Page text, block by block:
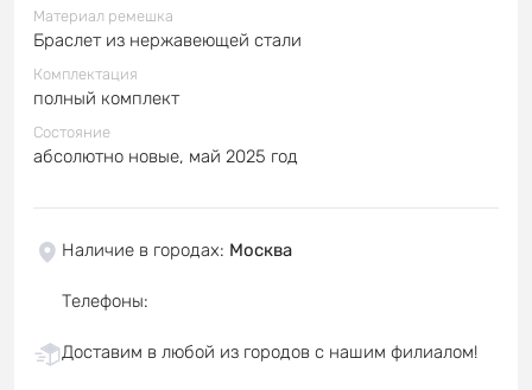
Материал ремешка
Браслет из нержавеющей стали
Комплектация
полный комплект
Состояние
абсолютно новые, май 2025 год
Наличие в городах: Москва
Телефоны:
Доставим в любой из городов с нашим филиалом!